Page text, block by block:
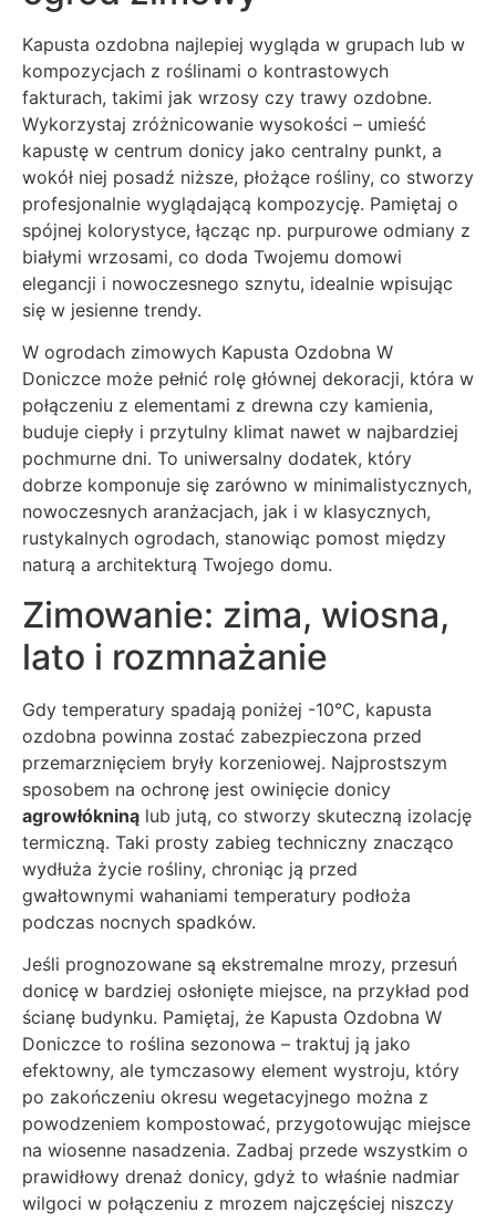
Kapusta ozdobna najlepiej wygląda w grupach lub w
kompozycjach z roślinami o kontrastowych
fakturach, takimi jak wrzosy czy trawy ozdobne.
Wykorzystaj zróżnicowanie wysokości – umieść
kapustę w centrum donicy jako centralny punkt, a
wokół niej posadź niższe, płożące rośliny, co stworzy
profesjonalnie wyglądającą kompozycję. Pamiętaj o
spójnej kolorystyce, łącząc np. purpurowe odmiany z
białymi wrzosami, co doda Twojemu domowi
elegancji i nowoczesnego sznytu, idealnie wpisując
się w jesienne trendy.
W ogrodach zimowych Kapusta Ozdobna W
Doniczce może pełnić rolę głównej dekoracji, która w
połączeniu z elementami z drewna czy kamienia,
buduje ciepły i przytulny klimat nawet w najbardziej
pochmurne dni. To uniwersalny dodatek, który
dobrze komponuje się zarówno w minimalistycznych,
nowoczesnych aranżacjach, jak i w klasycznych,
rustykalnych ogrodach, stanowiąc pomost między
naturą a architekturą Twojego domu.
Zimowanie: zima, wiosna,
lato i rozmnażanie
Gdy temperatury spadają poniżej -10°C, kapusta
ozdobna powinna zostać zabezpieczona przed
przemarznięciem bryły korzeniowej. Najprostszym
sposobem na ochronę jest owinięcie donicy
agrowłókniną lub jutą, co stworzy skuteczną izolację
termiczną. Taki prosty zabieg techniczny znacząco
wydłuża życie rośliny, chroniąc ją przed
gwałtownymi wahaniami temperatury podłoża
podczas nocnych spadków.
Jeśli prognozowane są ekstremalne mrozy, przesuń
donicę w bardziej osłonięte miejsce, na przykład pod
ścianę budynku. Pamiętaj, że Kapusta Ozdobna W
Doniczce to roślina sezonowa – traktuj ją jako
efektowny, ale tymczasowy element wystroju, który
po zakończeniu okresu wegetacyjnego można z
powodzeniem kompostować, przygotowując miejsce
na wiosenne nasadzenia. Zadbaj przede wszystkim o
prawidłowy drenaż donicy, gdyż to właśnie nadmiar
wilgoci w połączeniu z mrozem najczęściej niszczy